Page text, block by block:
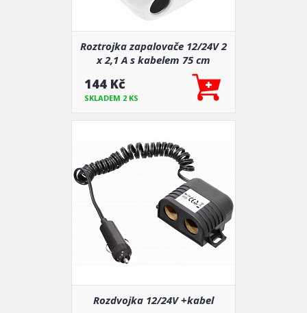
Roztrojka zapalovače 12/24V 2
x 2,1 A s kabelem 75 cm
144 Kč
SKLADEM 2 KS
Rozdvojka 12/24V +kabel